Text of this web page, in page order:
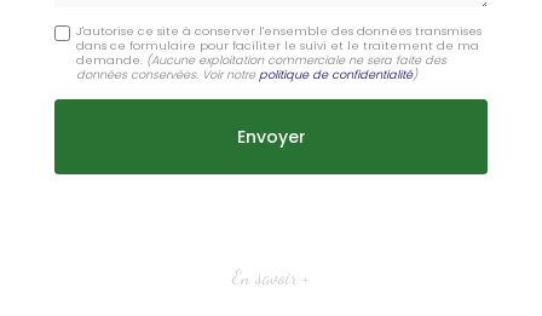
J'autorise ce site à conserver l'ensemble des données transmises
dans ce formulaire pour faciliter le suivi et le traitement de ma
demande. (Aucune exploitation commerciale ne sera faite des
données conservées. Voir notrepolitique de confidentialité)
En savoir +